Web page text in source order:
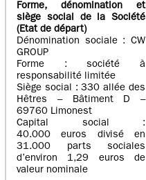
Forme, dénomination et
siège social de la Société
(Etatde départ)
Dénomination sociale : CW
GROUP
Forme : société à
responsabilité limitée
Siège social : 330 allée des
Hêtres – Bâtiment D –
69760 Limonest
Capital social :
40.000 euros divisé en
31.000 parts sociales
d’environ 1,29 euros de
valeur nominale